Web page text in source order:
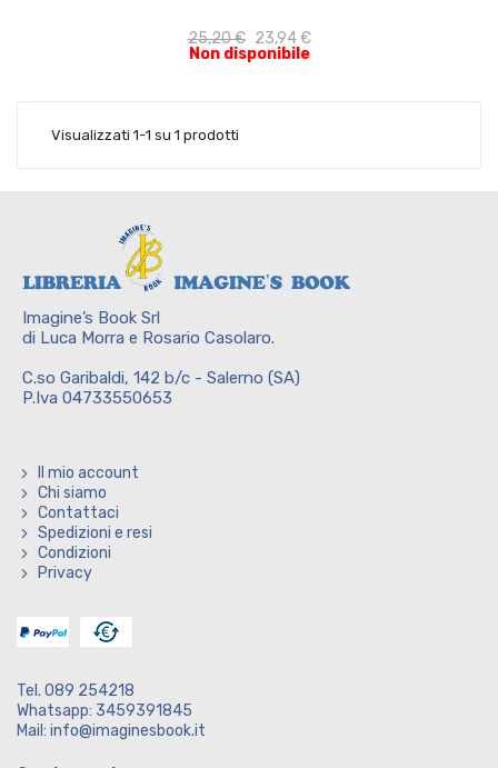
25,20 € 23,94 €
Non disponibile
Visualizzati 1-1 su 1 prodotti
Imagine’s Book Srl
di Luca Morra e Rosario Casolaro.
C.so Garibaldi, 142 b/c - Salerno (SA)
P.Iva 04733550653
Il mio account
Chi siamo
Contattaci
Spedizioni e resi
Condizioni
Privacy
Tel. 089 254218
Whatsapp: 3459391845
Mail: info@imaginesbook.it